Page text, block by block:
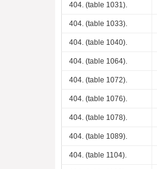
404. (table 1031).
404. (table 1033).
404. (table 1040).
404. (table 1064).
404. (table 1072).
404. (table 1076).
404. (table 1078).
404. (table 1089).
404. (table 1104).